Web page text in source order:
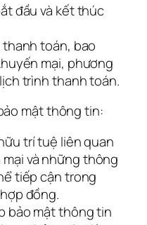
đầu và kết thúc
toán, bao
mại, phương
trình thanh toán.
mật thông tin:
trí tuệ liên quan
và những thông
tiếp cận trong
đồng.
bảo mật thông tin